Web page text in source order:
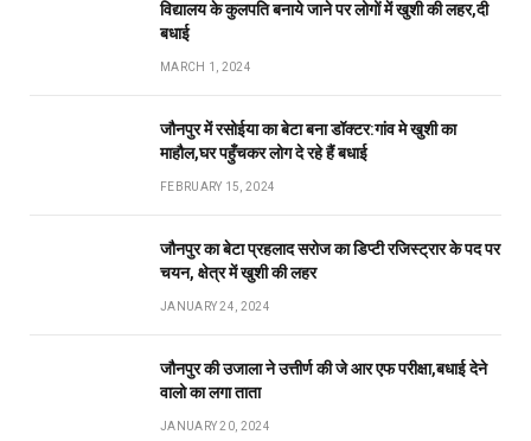
विद्यालय के कुलपति बनाये जाने पर लोगों में खुशी की लहर,दी
बधाई
MARCH 1, 2024
जौनपुर में रसोईया का बेटा बना डॉक्टर:गांव मे खुशी का
माहौल,घर पहुँचकर लोग दे रहे हैं बधाई
FEBRUARY 15, 2024
जौनपुर का बेटा प्रहलाद सरोज का डिप्टी रजिस्ट्रार के पद पर
चयन, क्षेत्र में खुशी की लहर
JANUARY 24, 2024
जौनपुर की उजाला ने उत्तीर्ण की जे आर एफ परीक्षा,बधाई देने
वालो का लगा ताता
JANUARY 20, 2024